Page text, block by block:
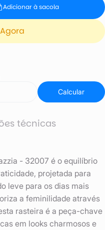
Adicionar à sacola
Calcular
técnicas
- 32007 é o equilíbrio
projetada para
leve para os dias mais
a feminilidade através
rasteira é a peça-chave
em looks charmosos e